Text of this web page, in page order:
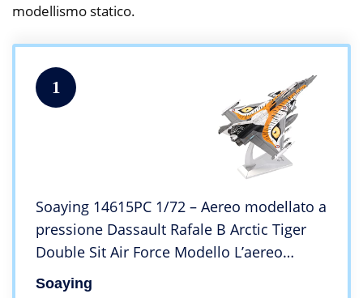
modellismo statico.
1
Soaying 14615PC 1/72 – Aereo modellato a
pressione Dassault Rafale B Arctic Tiger
Double Sit Air Force Modello L’aereo
Collezione di Display Statico
Soaying